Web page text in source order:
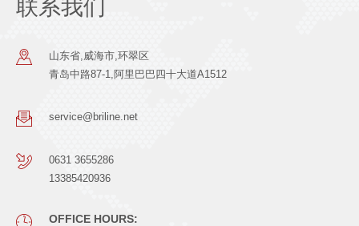
联系我们
山东省,威海市,环翠区
青岛中路87-1,阿里巴巴四十大道A1512
service@briline.net
0631 3655286
13385420936
OFFICE HOURS: